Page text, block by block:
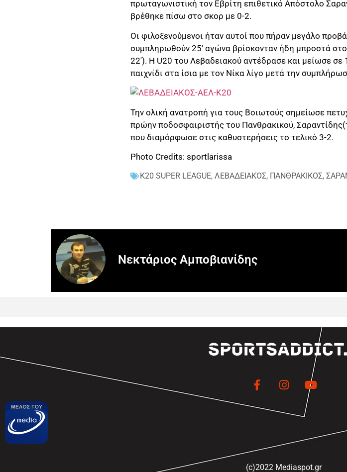
πρωταγωνιστική τον Εβρίτη επιθετικό Απόστολο
βρέθηκε πίσω στο σκορ με 0-2.
Οι φιλοξενούμενοι ήταν αυτοί που πήραν μεγάλο
συμπληρωθούν 25′ αγώνα βρίσκονταν ήδη μπροστά
22′). Η U20 του Λεβαδειακού αντέδρασε και μείωσε
παιχνίδι στα ίσια με τον Νίκα λίγο μετά την
Την ολική ανατροπή για τους Βοιωτούς σημείωσε
πρώην ποδοσφαιριστής του Πανθρακικού,
που διαμόρφωσε στις καθυστερήσεις το τελικό 3-2.
Photo Credits: sportlarissa
Κ20 SUPER LEAGUE, ΛΕΒΑΔΕΙΑΚΟΣ, ΠΑΝΘΡΑΚΙΚΟΣ,
Νεκτάριος Αμποβιανίδης
(c)2022 Mediaspot.gr